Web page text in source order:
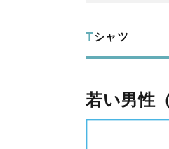
Tシャツ
若い男性